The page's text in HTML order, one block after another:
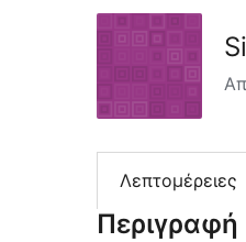
Λεπτομέρειες
Περιγραφή